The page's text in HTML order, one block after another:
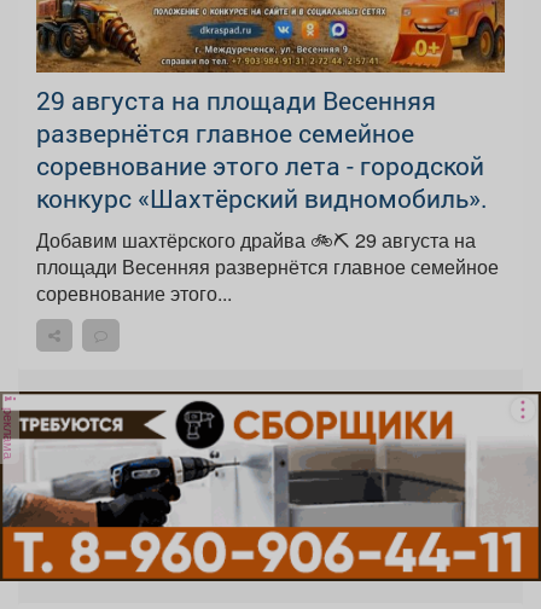
29 августа на площади Весенняя
развернётся главное семейное
соревнование этого лета - городской
конкурс «Шахтёрский видномобиль».
Добавим шахтёрского драйва 🚲⛏ 29 августа на
площади Весенняя развернётся главное семейное
соревнование этого...
реклама